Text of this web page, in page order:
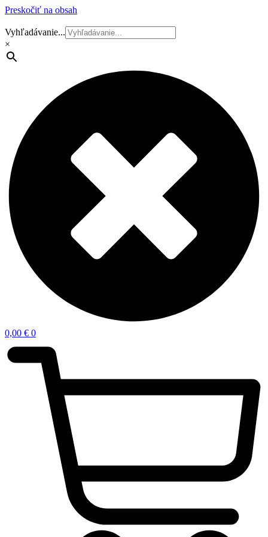
Preskočiť na obsah
Vyhľadávanie...
×
0,00 € 0